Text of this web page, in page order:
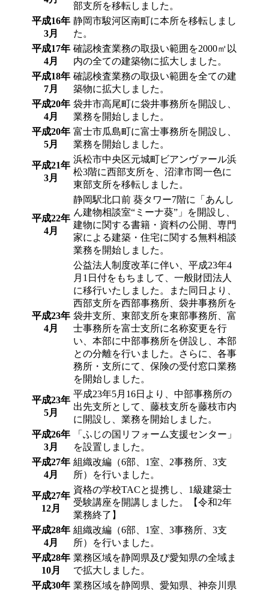
部支所を移転しました。
平成16年
3月
静岡市駿河区南町に本所を移転しまし
た。
平成17年
4月
確認検査業務の取扱い範囲を2000㎡以
内の全ての建築物に拡大しました。
平成18年
7月
確認検査業務の取扱い範囲を全ての建
築物に拡大しました。
平成20年
4月
袋井市高尾町に袋井事務所を開設し、
業務を開始しました。
平成20年
5月
富士市瓜島町に富士事務所を開設し、
業務を開始しました。
平成21年
3月
浜松市中央区元城町ビアンヴァール浜
松3階に西部支所を、沼津市岡一色に
東部支所を移転しました。
平成22年
4月
静岡駅北口前 葵タワー7階に「あんし
ん建物相談室“ミーナ葵”」を開設し、
建物に関する書籍・資料の公開、専門
家による建築・住宅に関する無料相談
業務を開始しました。
平成23年
4月
公益法人制度改革に伴い、平成23年4
月1日付をもちまして、一般財団法人
に移行いたしました。また同日より、
西部支所を西部事務所、袋井事務所を
袋井支所、東部支所を東部事務所、富
士事務所を富士支所に名称変更を行
い、本部に中部事務所を併設し、本部
との分離を行いました。さらに、各事
務所・支所にて、保険の受付窓口業務
を開始しました。
平成23年
5月
平成23年5月16日より、中部事務所の
出先支所として、藤枝支所を藤枝市内
に開設し、業務を開始しました。
平成26年
3月
「ふじの国リフォーム支援センター」
を設置しました。
平成27年
4月
組織改編（6部、1室、2事務所、3支
所）を行いました。
平成27年
12月
資格の学校TACと提携し、1級建築士
受験講座を開講しました。【令和2年
業務終了】
平成28年
4月
組織改編（6部、1室、3事務所、3支
所）を行いました。
平成28年
10月
業務区域を静岡県及び愛知県の全域ま
で拡大しました。
平成30年 業務区域を静岡県、愛知県、神奈川県